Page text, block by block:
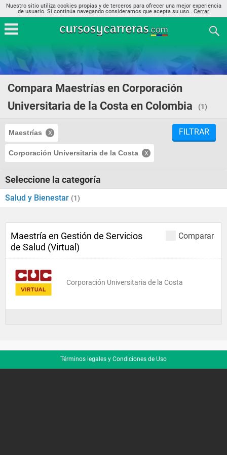
Nuestro sitio utiliza cookies propias y de terceros para ofrecer una mejor experiencia
de usuario. Si continúa navegando consideramos que acepta su uso.. Cerrar
Compara Maestrías en Corporación
Universitaria de la Costa en Colombia
(1)
Maestrías
Corporación Universitaria de la Costa
FILTRAR
Seleccione la categoría
Salud y Bienestar (1)
Comparar
Maestría en Gestión de Servicios
de Salud (Virtual)
Corporación Universitaria de la Costa
Términos legales y Condiciones de Uso